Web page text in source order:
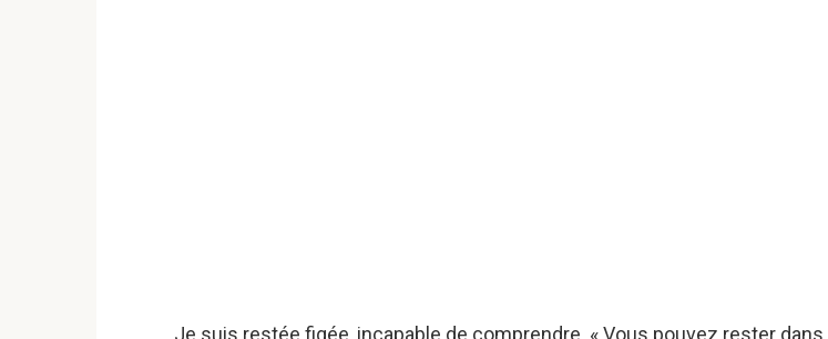
Je suis restée figée, incapable de comprendre. « Vous pouvez rester dans